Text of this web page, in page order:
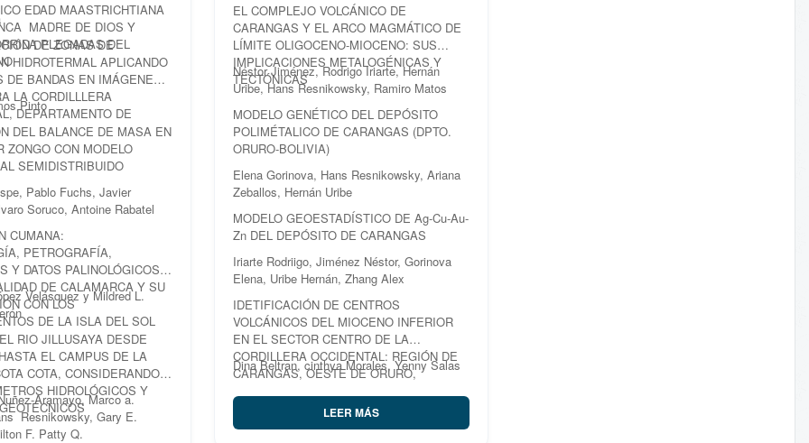
EDAD MAASTRICHTIANA
MADRE DE DIOS Y
PLEGADAS DEL
DE ZONAS DE
HIDROTERMAL APLICANDO
DE BANDAS EN IMÁGENES
LA CORDILLLERA
DEPARTAMENTO DE
Pinto
DEL BALANCE DE MASA EN
ZONGO CON MODELO
SEMIDISTRIBUIDO
Pablo Fuchs, Javier
Soruco, Antoine Rabatel
CUMANA:
PETROGRAFÍA,
Y DATOS PALINOLÓGICOS
DE CALAMARCA Y SU
CON LOS
DE LA ISLA DEL SOL
Velásquez y Mildred L.
RIO JILLUSAYA DESDE
EL CAMPUS DE LA
COTA, CONSIDERANDO
HIDROLÓGICOS Y
Aramayo, Marco a.
Resnikowsky, Gary E.
F. Patty Q.
EL COMPLEJO VOLCÁNICO DE
CARANGAS Y EL ARCO MAGMÁTICO DE
LÍMITE OLIGOCENO-MIOCENO: SUS
IMPLICACIONES METALOGÉNICAS Y
TECTÓNICAS
Néstor Jiménez, Rodrigo Iriarte, Hernán
Uribe, Hans Resnikowsky, Ramiro Matos
MODELO GENÉTICO DEL DEPÓSITO
POLIMÉTALICO DE CARANGAS (DPTO.
ORURO-BOLIVIA)
Elena Gorinova, Hans Resnikowsky, Ariana
Zeballos, Hernán Uribe
MODELO GEOESTADÍSTICO DE Ag-Cu-Au-
Zn DEL DEPÓSITO DE CARANGAS
Iriarte Rodriigo, Jiménez Néstor, Gorinova
Elena, Uribe Hernán, Zhang Alex
IDETIFICACIÓN DE CENTROS
VOLCÁNICOS DEL MIOCENO INFERIOR
EN EL SECTOR CENTRO DE LA
CORDILLERA OCCIDENTAL: REGIÓN DE
CARANGAS, OESTE DE ORURO,
Dina Beltran, cinthya Morales, Yenny Salas
LEER MÁS